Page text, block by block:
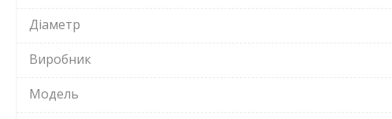
Діаметр
Виробник
Модель